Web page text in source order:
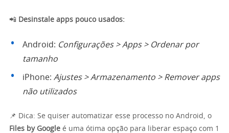
📲 Desinstale apps pouco usados:
Android: Configurações > Apps > Ordenar por
tamanho
iPhone: Ajustes > Armazenamento > Remover apps
não utilizados
📌 Dica: Se quiser automatizar esse processo no Android, o
Files by Google é uma ótima opção para liberar espaço com 1